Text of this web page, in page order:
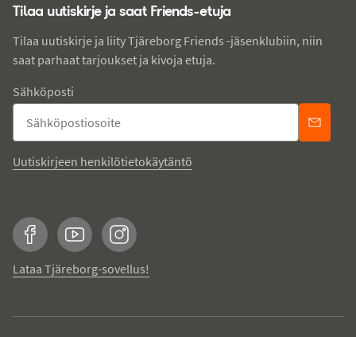
Tilaa uutiskirje ja saat Friends-etuja
Tilaa uutiskirje ja liity Tjäreborg Friends -jäsenklubiin, niin
saat parhaat tarjoukset ja kivoja etuja.
Sähköposti
Uutiskirjeen henkilötietokäytäntö
FacebookYouTubeInstagram
Lataa Tjäreborg-sovellus!